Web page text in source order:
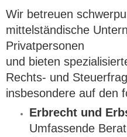
Wir betreuen
mittelständische
Privatpersonen
und bieten
Rechts- und
insbesondere auf den
Erbrecht und
Umfassende